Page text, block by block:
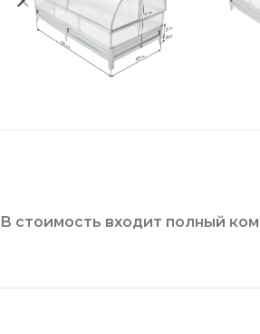
В стоимость входит полный